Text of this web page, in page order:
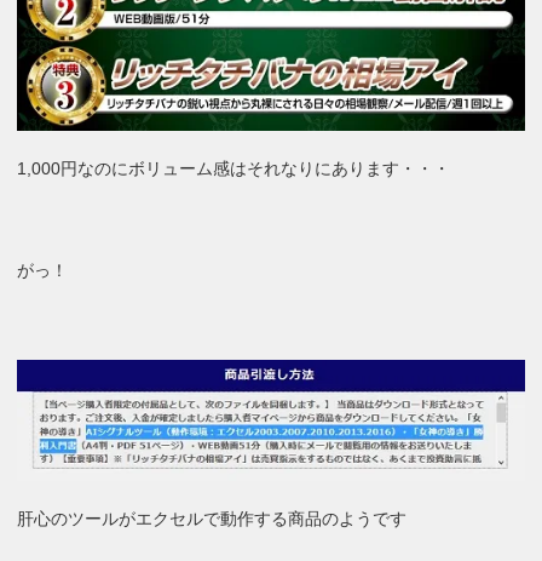
1,000円なのにボリューム感はそれなりにあります・・・
がっ！
肝心のツールがエクセルで動作する商品のようです